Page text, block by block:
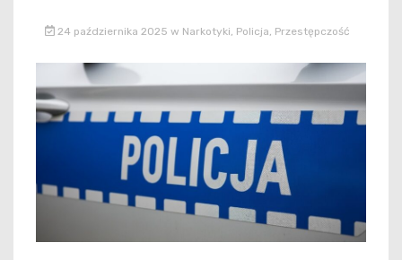
24 października 2025 w Narkotyki Policja Przestępczość